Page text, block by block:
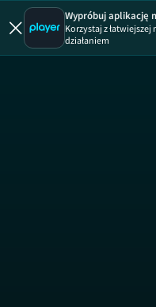
Wypróbuj aplikację
Korzystaj z łatwiejszej
działaniem